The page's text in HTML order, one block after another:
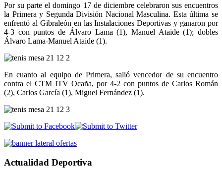
Por su parte el domingo 17 de diciembre celebraron sus encuentros
la Primera y Segunda División Nacional Masculina. Esta última se
enfrentó al Gibraleón en las Instalaciones Deportivas y ganaron por
4-3 con puntos de Álvaro Lama (1), Manuel Ataide (1); dobles
Álvaro Lama-Manuel Ataide (1).
En cuanto al equipo de Primera, salió vencedor de su encuentro
contra el CTM ITV Ocaña, por 4-2 con puntos de Carlos Román
(2), Carlos García (1), Miguel Fernández (1).
Actualidad Deportiva